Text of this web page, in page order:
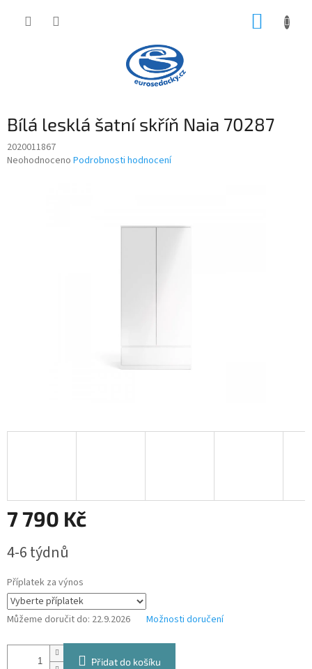
Bílá lesklá šatní skříň Naia 70287
2020011867
Průměrné
Neohodnoceno Podrobnosti hodnocení
7 790 Kč
cena:
4-6 týdnů
Příplatek za výnos
Můžeme doručit do: 22.9.2026 Možnosti doručení
Přidat do košíku